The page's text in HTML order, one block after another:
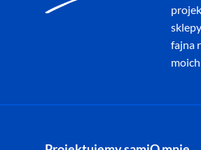
fajna